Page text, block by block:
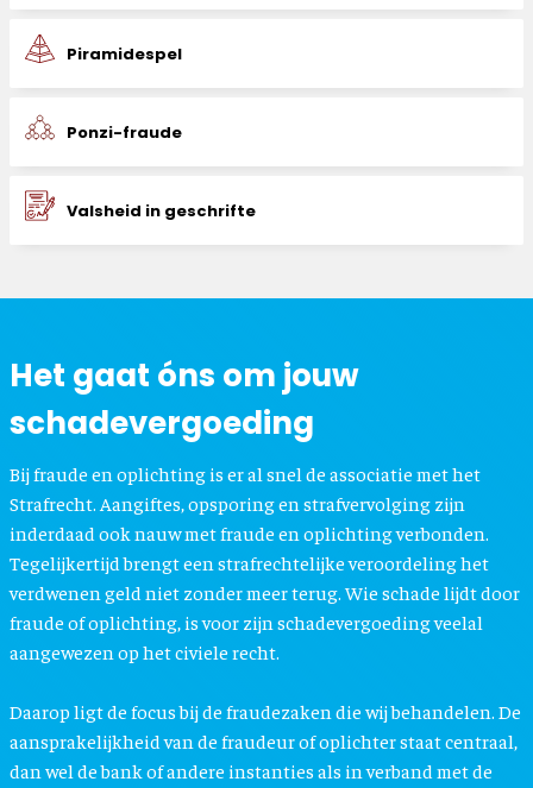
Piramidespel
Ponzi-fraude
Valsheid in geschrifte
Het gaat óns om jouw
schadevergoeding
Bij fraude en oplichting is er al snel de associatie met het
Strafrecht. Aangiftes, opsporing en strafvervolging zijn
inderdaad ook nauw met fraude en oplichting verbonden.
Tegelijkertijd brengt een strafrechtelijke veroordeling het
verdwenen geld niet zonder meer terug. Wie schade lijdt door
fraude of oplichting, is voor zijn schadevergoeding veelal
aangewezen op het civiele recht.
Daarop ligt de focus bij de fraudezaken die wij behandelen. De
aansprakelijkheid van de fraudeur of oplichter staat centraal,
dan wel de bank of andere instanties als in verband met de